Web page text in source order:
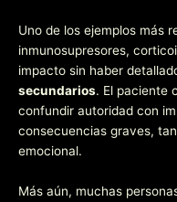
Uno de los ejemplos más
inmunosupresores,
impacto sin haber
secundarios. El paciente
confundir autoridad con
consecuencias graves,
emocional.
Más aún, muchas